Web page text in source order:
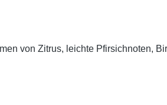
von Zitrus, leichte Pfirsichnoten,